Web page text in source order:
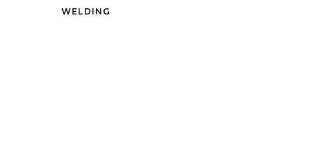
WELDING